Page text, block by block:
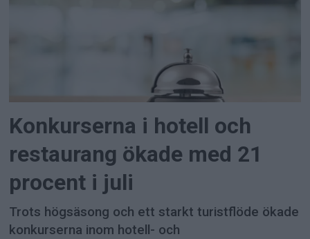
Konkurserna i hotell och
restaurang ökade med 21
procent i juli
Trots högsäsong och ett starkt turistflöde ökade
konkurserna inom hotell- och